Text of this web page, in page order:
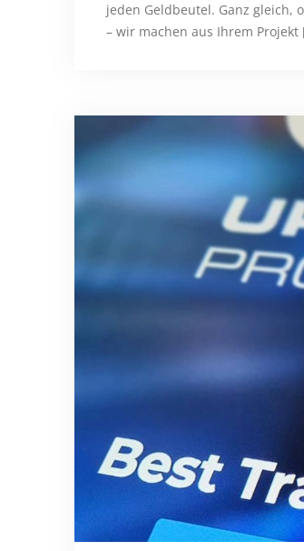
jeden Geldbeutel. Ganz gleich,
– wir machen aus Ihrem